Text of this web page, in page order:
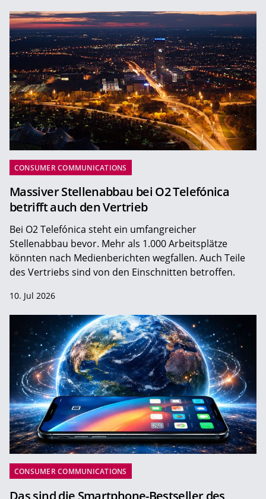
CONSUMER COMMUNICATIONS
Massiver Stellenabbau bei O2 Telefónica
betrifft auch den Vertrieb
Bei O2 Telefónica steht ein umfangreicher
Stellenabbau bevor. Mehr als 1.000 Arbeitsplätze
könnten nach Medienberichten wegfallen. Auch Teile
des Vertriebs sind von den Einschnitten betroffen.
10. Jul 2026
CONSUMER COMMUNICATIONS
Das sind die Smartphone-Bestseller des